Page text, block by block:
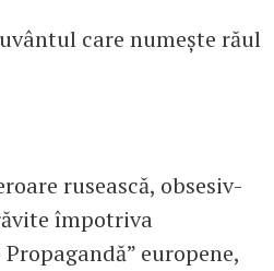
care numește răul
rusească, obsesiv-
împotriva
europene,